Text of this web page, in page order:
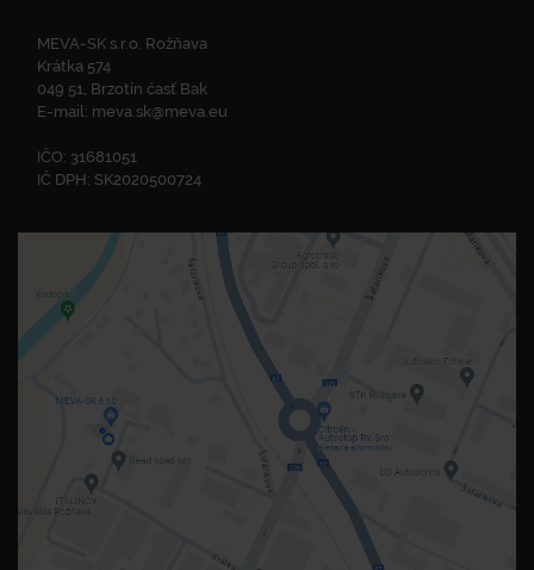
MEVA-SK s.r.o. Rožňava
Krátka 574
049 51, Brzotín časť Bak
E-mail: meva.sk@meva.eu
IČO: 31681051
IČ DPH: SK2020500724